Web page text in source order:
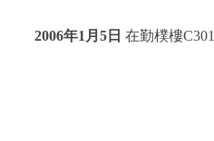
2006年1 月 5 日 在勤樸樓C301